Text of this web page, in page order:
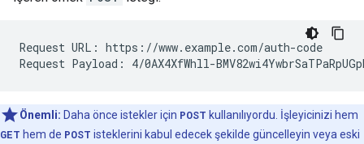
Request URL: https://www.example.com/auth-code
Önemli: Daha önce istekler için POST kullanılıyordu. İşleyicinizi hem
GET hem de POST isteklerini kabul edecek şekilde güncelleyin veya eski